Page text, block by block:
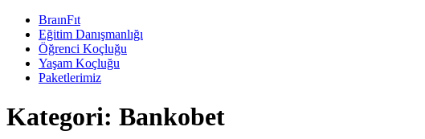
BraınFıt
Eğitim Danışmanlığı
Öğrenci Koçluğu
Yaşam Koçluğu
Paketlerimiz
Kategori: Bankobet